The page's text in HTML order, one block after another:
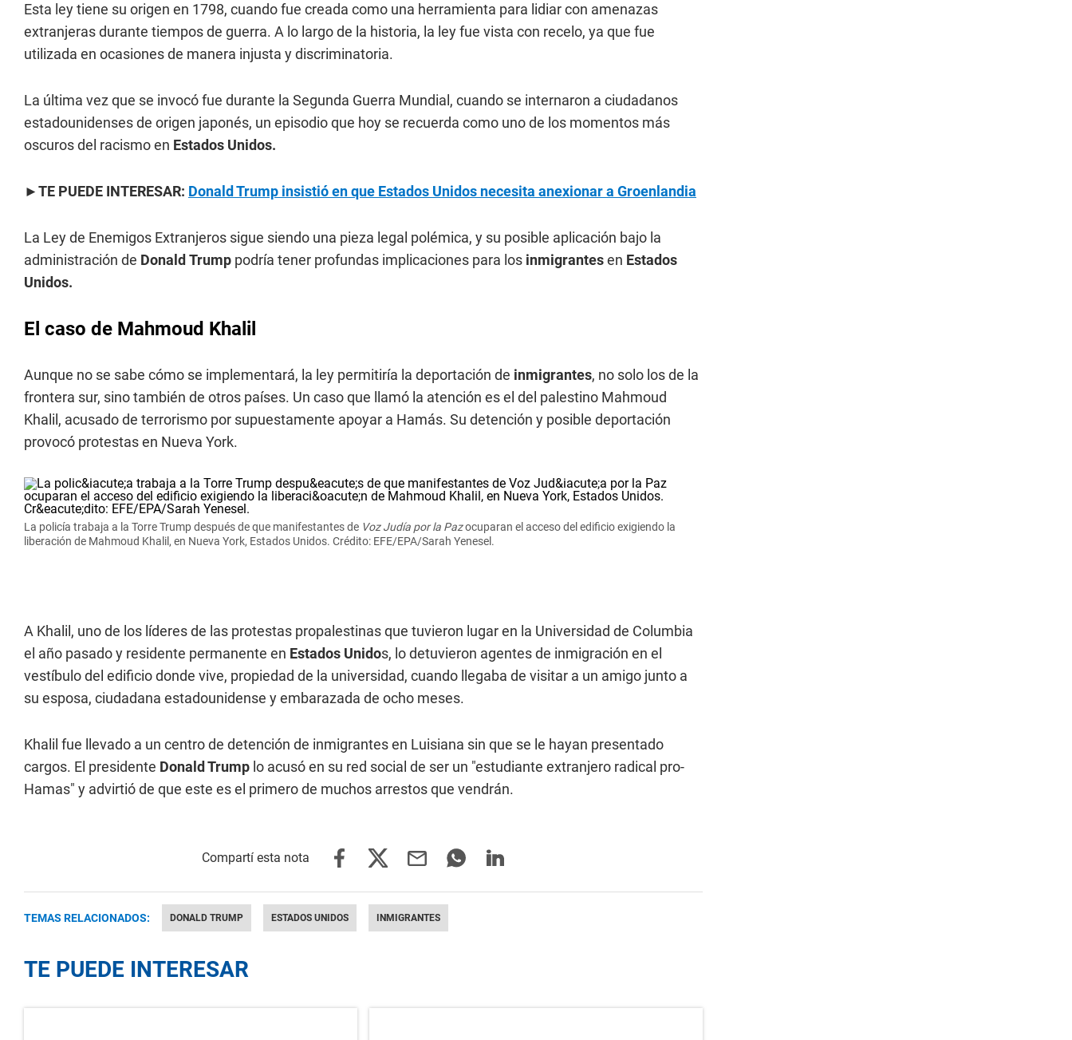
Esta ley tiene su origen en 1798, cuando fue creada como una herramienta para lidiar con amenazas
extranjeras durante tiempos de guerra. A lo largo de la historia, la ley fue vista con recelo, ya que fue
utilizada en ocasiones de manera injusta y discriminatoria.
La última vez que se invocó fue durante la Segunda Guerra Mundial, cuando se internaron a ciudadanos
estadounidenses de origen japonés, un episodio que hoy se recuerda como uno de los momentos más
oscuros del racismo en Estados Unidos.
►TE PUEDE INTERESAR: Donald Trump insistió en que Estados Unidos necesita anexionar a Groenlandia
La Ley de Enemigos Extranjeros sigue siendo una pieza legal polémica, y su posible aplicación bajo la
administración de Donald Trump podría tener profundas implicaciones para los inmigrantesen Estados
Unidos.
El caso de Mahmoud Khalil
Aunque no se sabe cómo se implementará, la ley permitiría la deportación de inmigrantes, no solo los de la
frontera sur, sino también de otros países. Un caso que llamó la atención es el del palestino Mahmoud
Khalil, acusado de terrorismo por supuestamente apoyar a Hamás. Su detención y posible deportación
provocó protestas en Nueva York.
La policía trabaja a la Torre Trump después de que manifestantes de Voz Judía por la Pazocuparan el acceso del edificio exigiendo la
liberación de Mahmoud Khalil, en Nueva York, Estados Unidos. Crédito: EFE/EPA/Sarah Yenesel.
A Khalil, uno de los líderes de las protestas propalestinas que tuvieron lugar en la Universidad de Columbia
el año pasado y residente permanente en Estados Unidos, lo detuvieron agentes de inmigración en el
vestíbulo del edificio donde vive, propiedad de la universidad, cuando llegaba de visitar a un amigo junto a
su esposa, ciudadana estadounidense y embarazada de ocho meses.
Khalil fue llevado a un centro de detención de inmigrantes en Luisiana sin que se le hayan presentado
cargos. El presidente Donald Trump lo acusó en su red social de ser un "estudiante extranjero radical pro-
Hamas" y advirtió de que este es el primero de muchos arrestos que vendrán.
TEMAS RELACIONADOS: DONALD TRUMP ESTADOS UNIDOS INMIGRANTES
TE PUEDE INTERESAR